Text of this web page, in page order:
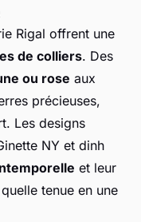
Rigal offrent une
de colliers. Des
ou rose aux
précieuses,
Les designs
NY et dinh
et leur
tenue en une